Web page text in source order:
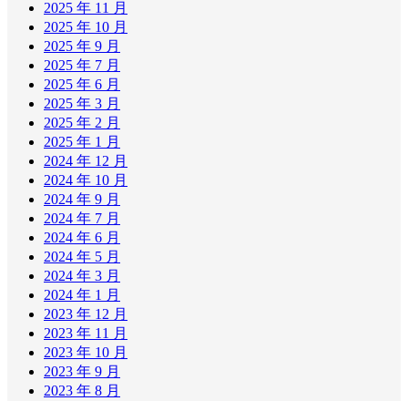
2025 年 11 月
2025 年 10 月
2025 年 9 月
2025 年 7 月
2025 年 6 月
2025 年 3 月
2025 年 2 月
2025 年 1 月
2024 年 12 月
2024 年 10 月
2024 年 9 月
2024 年 7 月
2024 年 6 月
2024 年 5 月
2024 年 3 月
2024 年 1 月
2023 年 12 月
2023 年 11 月
2023 年 10 月
2023 年 9 月
2023 年 8 月